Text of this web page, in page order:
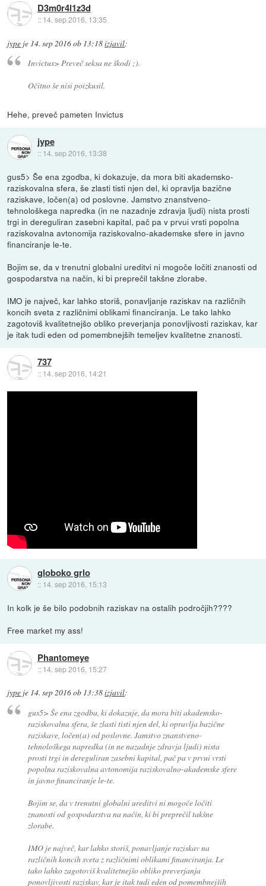
D3m0r4l1z3d
:: 14. sep 2016, 13:35
jype je 14. sep 2016 ob 13:18izjavil:
Invictus> Preveč seksa ne škodi ;).
Očitno še nisi poizkusil.
Hehe, preveč pameten Invictus
jype
:: 14. sep 2016, 13:38
gus5> Še ena zgodba, ki dokazuje, da mora biti akademsko-
raziskovalna sfera, še zlasti tisti njen del, ki opravlja bazične
raziskave, ločen(a) od poslovne. Jamstvo znanstveno-
tehnološkega napredka (in ne nazadnje zdravja ljudi) nista prosti
trgi in dereguliran zasebni kapital, pač pa v prvui vrsti popolna
raziskovalna avtonomija raziskovalno-akademske sfere in javno
financiranje le-te.
Bojim se, da v trenutni globalni ureditvi ni mogoče ločiti znanosti od
gospodarstva na način, ki bi preprečil takšne zlorabe.
IMO je največ, kar lahko storiš, ponavljanje raziskav na različnih
koncih sveta z različnimi oblikami financiranja. Le tako lahko
zagotoviš kvalitetnejšo obliko preverjanja ponovljivosti raziskav, kar
je itak tudi eden od pomembnejših temeljev kvalitetne znanosti.
737
:: 14. sep 2016, 14:21
globoko grlo
:: 14. sep 2016, 15:13
In kolk je še bilo podobnih raziskav na ostalih področjih????
Free market my ass!
Phantomeye
:: 14. sep 2016, 15:27
jype je 14. sep 2016 ob 13:38izjavil:
gus5> Še ena zgodba, ki dokazuje, da mora biti akademsko-
raziskovalna sfera, še zlasti tisti njen del, ki opravlja bazične
raziskave, ločen(a) od poslovne. Jamstvo znanstveno-
tehnološkega napredka (in ne nazadnje zdravja ljudi) nista
prosti trgi in dereguliran zasebni kapital, pač pa v prvui vrsti
popolna raziskovalna avtonomija raziskovalno-akademske sfere
in javno financiranje le-te.
Bojim se, da v trenutni globalni ureditvi ni mogoče ločiti
znanosti od gospodarstva na način, ki bi preprečil takšne
zlorabe.
IMO je največ, kar lahko storiš, ponavljanje raziskav na
različnih koncih sveta z različnimi oblikami financiranja. Le
tako lahko zagotoviš kvalitetnejšo obliko preverjanja
ponovljivosti raziskav, kar je itak tudi eden od pomembnejših